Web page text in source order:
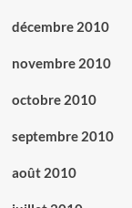
décembre 2010
novembre 2010
octobre 2010
septembre 2010
août 2010